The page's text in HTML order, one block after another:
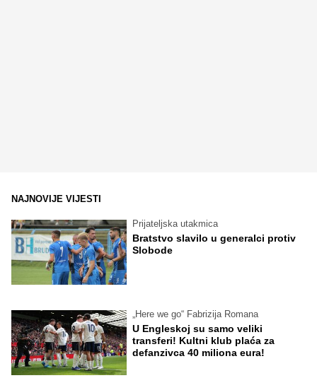
NAJNOVIJE VIJESTI
Prijateljska utakmica
Bratstvo slavilo u generalci protiv
Slobode
„Here we go“ Fabrizija Romana
U Engleskoj su samo veliki
transferi! Kultni klub plaća za
defanzivca 40 miliona eura!